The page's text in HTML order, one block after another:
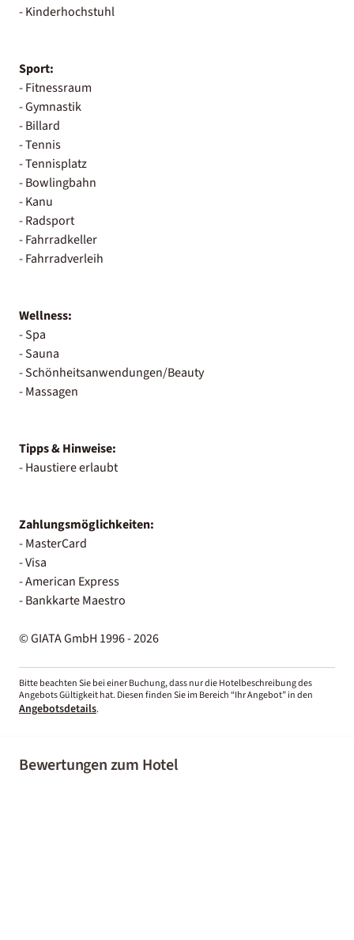
- Kinderhochstuhl
Sport:
- Fitnessraum
- Gymnastik
- Billard
- Tennis
- Tennisplatz
- Bowlingbahn
- Kanu
- Radsport
- Fahrradkeller
- Fahrradverleih
Wellness:
- Spa
- Sauna
- Schönheitsanwendungen/Beauty
- Massagen
Tipps & Hinweise:
- Haustiere erlaubt
Zahlungsmöglichkeiten:
- MasterCard
- Visa
- American Express
- Bankkarte Maestro
© GIATA GmbH 1996 - 2026
Bitte beachten Sie bei einer Buchung, dass nur die Hotelbeschreibung des
Angebots Gültigkeit hat. Diesen finden Sie im Bereich “Ihr Angebot” in den
Angebotsdetails.
Bewertungen zum Hotel